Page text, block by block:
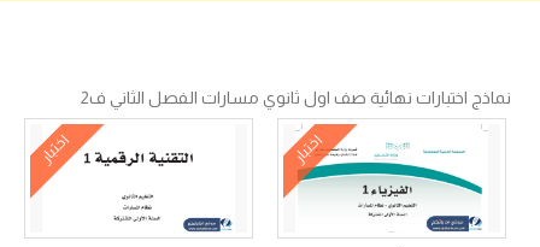
نماذج اختبارات نهائية صف اول ثانوي مسارات الفصل الثاني ف2
اختبار اختبار